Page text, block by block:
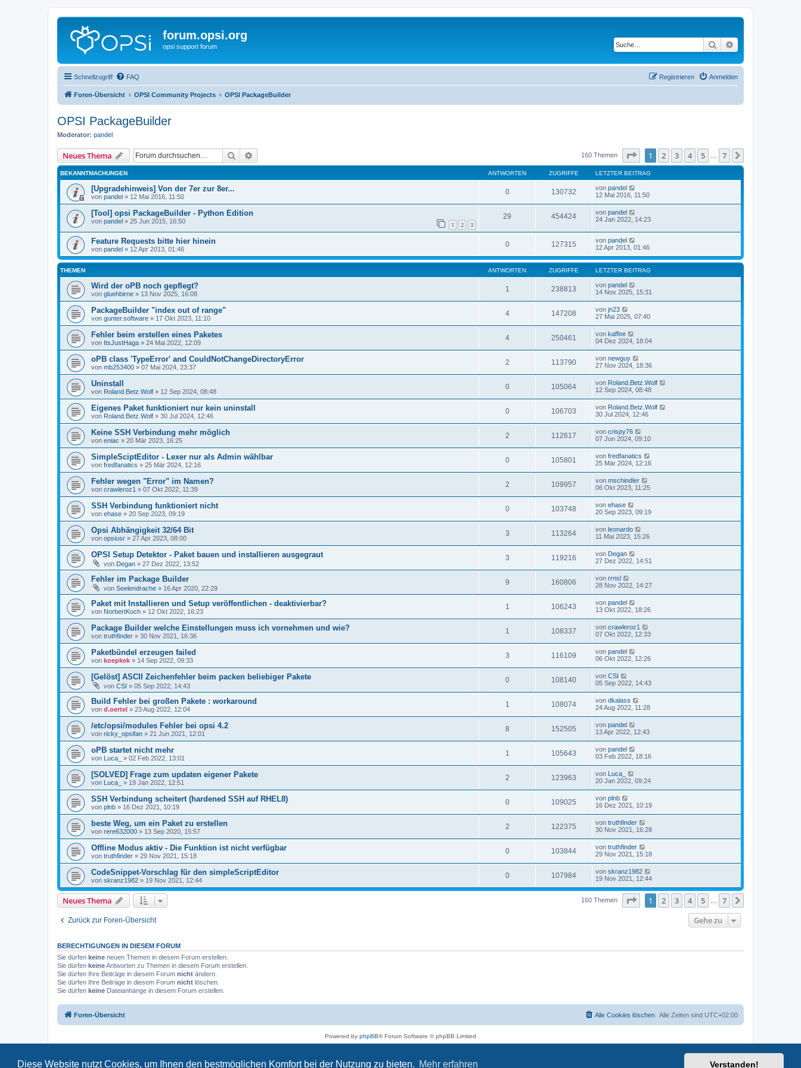
Diese Website nutzt Cookies, um Ihnen den bestmöglichen Komfort bei der Nutzung zu bieten. Mehr erfahren Verstanden!
forum.opsi.org
opsi support forum Suche
Schnellzugriff FAQ Anmelden
Registrieren
Foren-Übersicht OPSI Community Projects OPSI PackageBuilder
OPSI PackageBuilder
Moderator: pandel
Neues Thema Suche 160 Themen Seite von7
1 2 3 4 5 7
BEKANNTMACHUNGEN ANTWORTEN ZUGRIFFE LETZTER BEITRAG
[Upgradehinweis] Von der 7er zur 8er...
von pandel » 12 Mai 2016, 11:50
0 130732 von pandel
12 Mai 2016, 11:50
[Tool] opsi PackageBuilder - Python Edition
von pandel » 25 Jun 2015, 16:50 1 2 3
29 454424 von pandel
24 Jan 2022, 14:23
Feature Requests bitte hier hinein
von pandel » 12 Apr 2013, 01:46
0 127315 von pandel
12 Apr 2013, 01:46
THEMEN ANTWORTEN ZUGRIFFE LETZTER BEITRAG
Wird der oPB noch gepflegt?
von gluehbirne » 13 Nov 2025, 16:08
1 238813 von pandel
14 Nov 2025, 15:31
PackageBuilder "index out of range"
von gunter.software » 17 Okt 2023, 11:10
4 147208 von jn23
27 Mai 2025, 07:40
Fehler beim erstellen eines Paketes
von ItsJustHaga » 24 Mai 2022, 12:09
4 250461 von kaffee
04 Dez 2024, 18:04
oPB class 'TypeError' and CouldNotChangeDirectoryError
von mb253400 » 07 Mai 2024, 23:37
2 113790 von newguy
27 Nov 2024, 18:36
Uninstall
von Roland.Betz.Wolf » 12 Sep 2024, 08:48
0 105064 von Roland.Betz.Wolf
12 Sep 2024, 08:48
Eigenes Paket funktioniert nur kein uninstall
von Roland.Betz.Wolf » 30 Jul 2024, 12:46
0 106703 von Roland.Betz.Wolf
30 Jul 2024, 12:46
Keine SSH Verbindung mehr möglich
von eniac » 20 Mär 2023, 16:25
2 112617 von crispy76
07 Jun 2024, 09:10
SimpleSciptEditor - Lexer nur als Admin wählbar
von fredfanatics » 25 Mär 2024, 12:16
0 105801 von fredfanatics
25 Mär 2024, 12:16
Fehler wegen "Error" im Namen?
von crawleroz1 » 07 Okt 2022, 11:39
2 109957 von mschindler
06 Okt 2023, 11:25
SSH Verbindung funktioniert nicht
von ehase » 20 Sep 2023, 09:19
0 103748 von ehase
20 Sep 2023, 09:19
Opsi Abhängigkeit 32/64 Bit
von opsiusr » 27 Apr 2023, 08:00
3 113264 von leonardo
11 Mai 2023, 15:26
OPSI Setup Detektor - Paket bauen und installieren ausgegraut
von Degan » 27 Dez 2022, 13:52
3 119216 von Degan
27 Dez 2022, 14:51
Fehler im Package Builder
von Seelendrache » 16 Apr 2020, 22:29
9 160806 von rrnsl
28 Nov 2022, 14:27
Paket mit Installieren und Setup veröffentlichen - deaktivierbar?
von NorbertKoch » 12 Okt 2022, 16:23
1 106243 von pandel
13 Okt 2022, 18:26
Package Builder welche Einstellungen muss ich vornehmen und wie?
von truthfinder » 30 Nov 2021, 16:36
1 108337 von crawleroz1
07 Okt 2022, 12:33
Paketbündel erzeugen failed
von koepkek » 14 Sep 2022, 09:33
3 116109 von pandel
06 Okt 2022, 12:26
[Gelöst] ASCII Zeichenfehler beim packen beliebiger Pakete
von CSI » 05 Sep 2022, 14:43
0 108140 von CSI
05 Sep 2022, 14:43
Build Fehler bei großen Pakete : workaround
von d.oertel » 23 Aug 2022, 12:04
1 108074 von dkalass
24 Aug 2022, 11:28
/etc/opsi/modules Fehler bei opsi 4.2
von ricky_opsifan » 21 Jun 2021, 12:01
8 152505 von pandel
13 Apr 2022, 12:43
oPB startet nicht mehr
von Luca_ » 02 Feb 2022, 13:01
1 105643 von pandel
03 Feb 2022, 18:16
[SOLVED] Frage zum updaten eigener Pakete
von Luca_ » 19 Jan 2022, 12:51
2 123963 von Luca_
20 Jan 2022, 09:24
SSH Verbindung scheitert (hardened SSH auf RHEL8)
von plnb » 16 Dez 2021, 10:19
0 109025 von plnb
16 Dez 2021, 10:19
beste Weg, um ein Paket zu erstellen
von rere632000 » 13 Sep 2020, 15:57
2 122375 von truthfinder
30 Nov 2021, 16:28
Offline Modus aktiv - Die Funktion ist nicht verfügbar
von truthfinder » 29 Nov 2021, 15:18
0 103844 von truthfinder
29 Nov 2021, 15:18
CodeSnippet-Vorschlag für den simpleScriptEditor
von skranz1982 » 19 Nov 2021, 12:44
0 107984 von skranz1982
19 Nov 2021, 12:44
Neues Thema 160 Themen Seite von7
1 2 3 4 5 7
Zurück zur Foren-Übersicht Gehe zu
BERECHTIGUNGEN IN DIESEM FORUM
Sie dürfen keine neuen Themen in diesem Forum erstellen.
Sie dürfen keineAntworten zu Themen in diesem Forum erstellen.
Sie dürfen Ihre Beiträge in diesem Forum nicht ändern.
Sie dürfen Ihre Beiträge in diesem Forum nicht löschen.
Sie dürfen keine Dateianhänge in diesem Forum erstellen.
Foren-Übersicht Alle Zeiten sind UTC+02:00
Alle Cookies löschen
Powered by phpBB® Forum Software © phpBB Limited